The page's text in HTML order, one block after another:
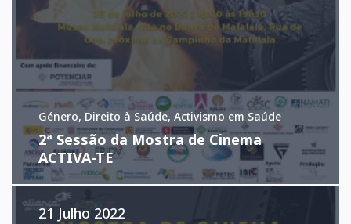
Género, Direito à Saúde, Activismo em Saúde
2ª Sessão da Mostra de Cinema
ACTIVA-TE
21 Julho 2022